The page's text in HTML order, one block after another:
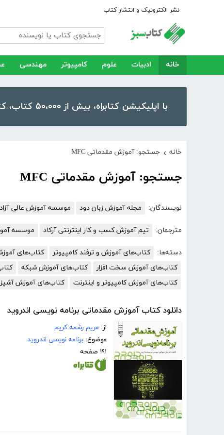
نشر الکترونیک و انتشار کتاب
خانه ادبیات علوم کامپیوتر مهندسی
با اپلیکیشن کتابراه، بیش از ۵۰،۰۰۰ کتاب، کتاب صوتی و رمان را در موبایل و تبلت خود داشته باشید!
خانه › جستجو: آموزش مقدماتی MFC
جستجو: آموزش مقدماتی MFC
نویسندگان: مجله آموزش زبان دود موسسه آموزش عالی
مترجمان: تیم آموزش کسب و کار اینترنتی آرکاد موسسه
دسته‌ها: کتاب‌های آموزش و ترفند کامپیوتر کتاب‌های
کتاب‌های آموزش سخت افزار
کتاب‌های آموزش شبکه
کتاب‌های آموزش کامپیوتر و اینترنت
کتاب‌های آموزش
دانلود کتاب آموزش مقدماتی برنامه نویسی اندروید
از: مریم رشمه کریم
موضوع: برنامه نویسی اندروید
۱۹۱ صفحه